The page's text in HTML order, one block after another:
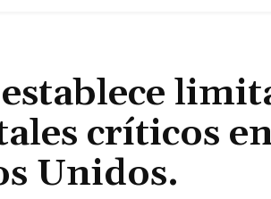
críticos
Unidos.